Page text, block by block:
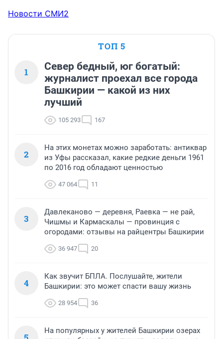
Новости СМИ2
ТОП 5
1
Север бедный, юг богатый:
журналист проехал все города
Башкирии — какой из них
лучший
105 293 167
2
На этих монетах можно заработать: антиквар
из Уфы рассказал, какие редкие деньги 1961
по 2016 год обладают ценностью
47 064 11
3
Давлеканово — деревня, Раевка — не рай,
Чишмы и Кармаскалы — провинция с
огородами: отзывы на райцентры Башкирии
36 947 20
4
Как звучит БПЛА. Послушайте, жители
Башкирии: это может спасти вашу жизнь
28 954 36
На популярных у жителей Башкирии озерах